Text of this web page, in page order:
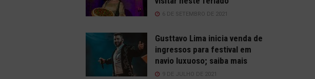
6 DE SETEMBRO DE 2021
Gusttavo Lima inicia venda de
ingressos para festival em
navio luxuoso; saiba mais
9 DE JULHO DE 2021